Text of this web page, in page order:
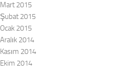
Mart 2015
Şubat 2015
Ocak 2015
Aralık 2014
Kasım 2014
Ekim 2014